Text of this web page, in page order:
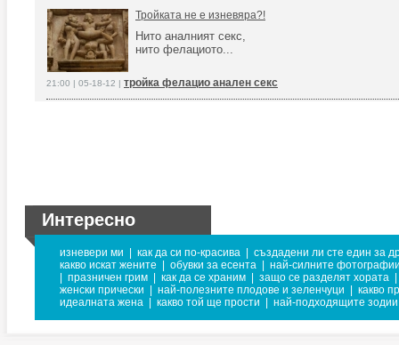
Тройката не е изневяра?!
Нито аналният секс,
нито фелациото...
21:00 | 05-18-12 | тройка фелацио анален секс
Интересно
изневери ми как да си по-красива
създадени ли сте един за
какво искат жените
обувки за есента
най-силните
празничен грим как да се храним защо се разделят хората
женски прически
най-полезните плодове и зеленчуци
какво
идеалната жена
какво той ще прости най-подходящите зодии